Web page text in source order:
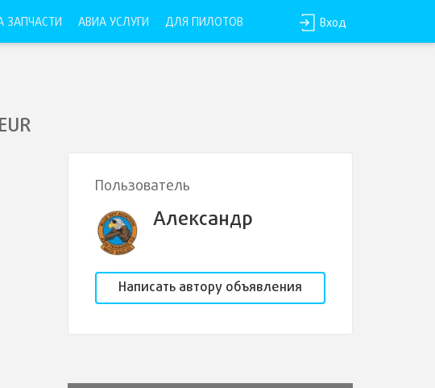
ЗАПЧАСТИ АВИА УСЛУГИ ДЛЯ ПИЛОТОВ Вход
EUR
Пользователь
Александр
Написать автору объявления